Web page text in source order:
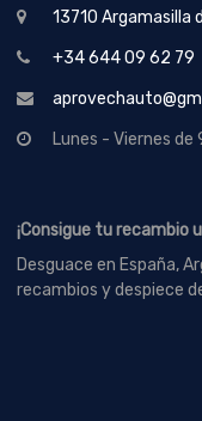
13710 Argamasilla
+34 644 09 62 79
Lunes - Viernes de
¡Consigue tu recambio
Desguace en España,
recambios y despiece